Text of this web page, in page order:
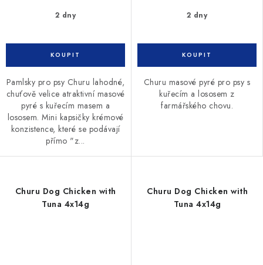
2 dny
Pamlsky pro psy Churu lahodné,
chuťově velice atraktivní masové
pyré s kuřecím masem a
lososem. Mini kapsičky krémové
konzistence, které se podávají
přímo "z...
2 dny
Churu masové pyré pro psy s
kuřecím a lososem z
farmářského chovu.
Churu Dog Chicken with
Tuna 4x14g
Churu Dog Chicken with
Tuna 4x14g